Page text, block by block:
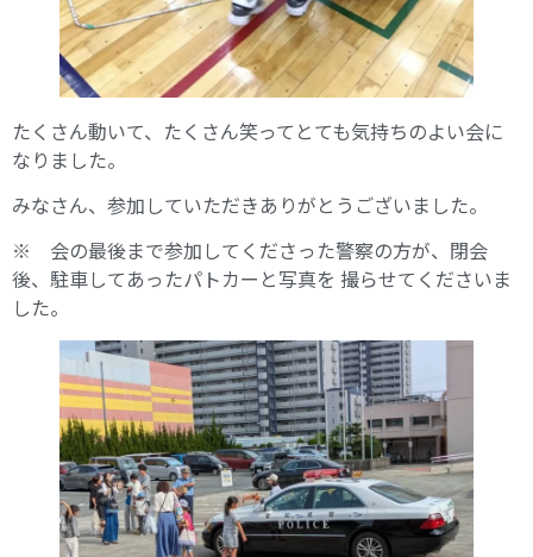
たくさん動いて、たくさん笑ってとても気持ちのよい会に
なりました。
みなさん、参加していただきありがとうございました。
※ 会の最後まで参加してくださった警察の方が、閉会
後、駐車してあったパトカーと写真を 撮らせてくださいま
した。